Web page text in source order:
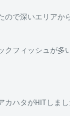
ので深いエリアか
クフィッシュが多
カハタがHITしまし